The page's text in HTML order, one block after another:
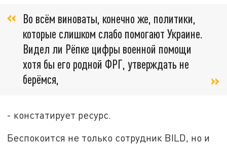
Во всём виноваты, конечно же, политики,
которые слишком слабо помогают Украине.
Видел ли Рёпке цифры военной помощи
хотя бы его родной ФРГ, утверждать не
берёмся,
- констатирует ресурс.
Беспокоится не только сотрудник BILD, но и